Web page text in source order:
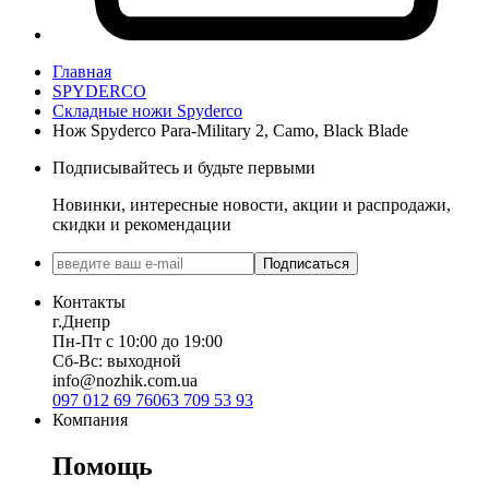
Главная
SPYDERCO
Складные ножи Spyderco
Нож Spyderco Para-Military 2, Camo, Black Blade
Подписывайтесь и будьте первыми
Новинки, интересные новости, акции и распродажи,
скидки и рекомендации
Подписаться
Контакты
г.Днепр
Пн-Пт с 10:00 до 19:00
Сб-Вс: выходной
info@nozhik.com.ua
097 012 69 76063 709 53 93
Компания
Помощь